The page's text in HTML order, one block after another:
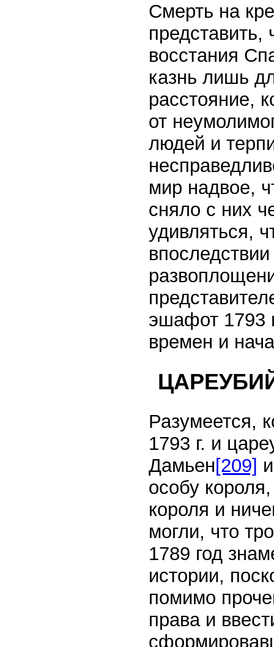
Смерть на
представить,
восстания
казнь лишь
расстояние,
от
людей и
мир надвое,
сняло с них
удивляться,
эшафот 1793
времен и
Разумеется,
1793 г. и
Дамьен[209]
особу
короля и
могли, что
1789 год
истории,
помимо
права и